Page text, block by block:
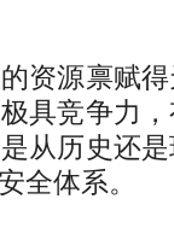
资源禀赋
具竞争力
从历史还
全体系。